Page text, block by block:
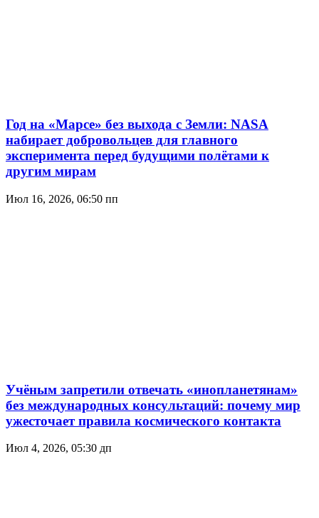
Год на «Марсе» без выхода с Земли: NASA
набирает добровольцев для главного
эксперимента перед будущими полётами к
другим мирам
Июл 16, 2026, 06:50 пп
Учёным запретили отвечать «инопланетянам»
без международных консультаций: почему мир
ужесточает правила космического контакта
Июл 4, 2026, 05:30 дп